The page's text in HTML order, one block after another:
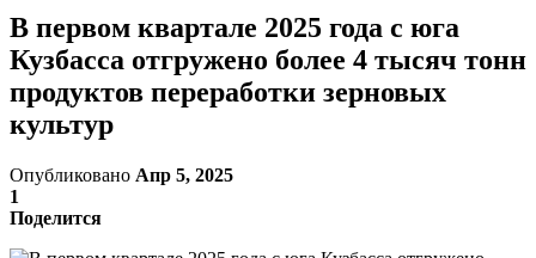
В первом квартале 2025 года с юга
Кузбасса отгружено более 4 тысяч тонн
продуктов переработки зерновых
культур
Опубликовано Апр 5, 2025
1
Поделится